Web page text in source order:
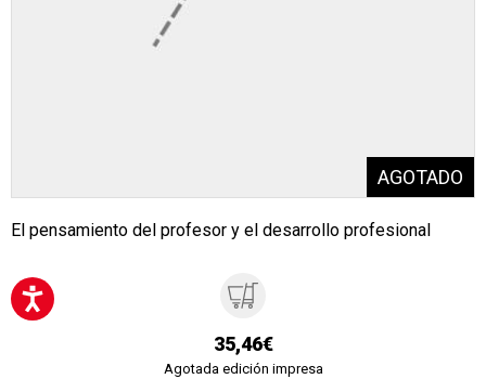
El pensamiento del profesor y el desarrollo profesional
35,46€
Agotada edición impresa